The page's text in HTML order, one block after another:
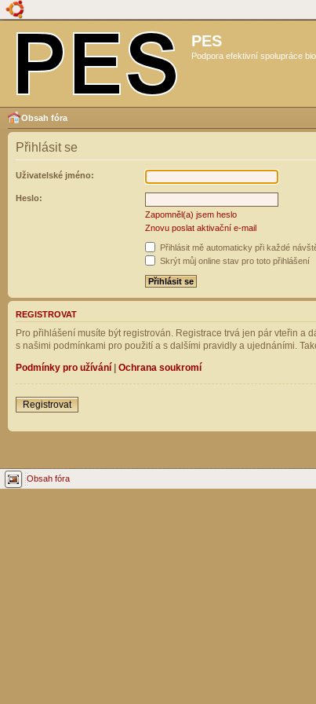
PES
Podpora efektivní spolupráce
Obsah fóra
Přihlásit se
Uživatelské jméno:
Heslo:
Zapomněl(a) jsem heslo
Znovu poslat aktivační e-mail
Přihlásit mě automaticky při každé
Skrýt můj online stav pro toto přihlášení
REGISTROVAT
Pro přihlášení musíte být registrován. Registrace trvá jen pár vteřin a
s našimi podmínkami pro použití a s dalšími pravidly a ujednáními.
Podmínky pro užívání | Ochrana soukromí
Registrovat
Obsah fóra